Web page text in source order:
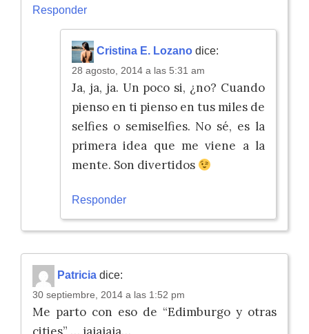
Responder
Cristina E. Lozano dice:
28 agosto, 2014 a las 5:31 am
Ja, ja, ja. Un poco si, ¿no? Cuando
pienso en ti pienso en tus miles de
selfies o semiselfies. No sé, es la
primera idea que me viene a la
mente. Son divertidos
Responder
Patricia dice:
30 septiembre, 2014 a las 1:52 pm
Me parto con eso de “Edimburgo y otras
cities” … jajajaja…